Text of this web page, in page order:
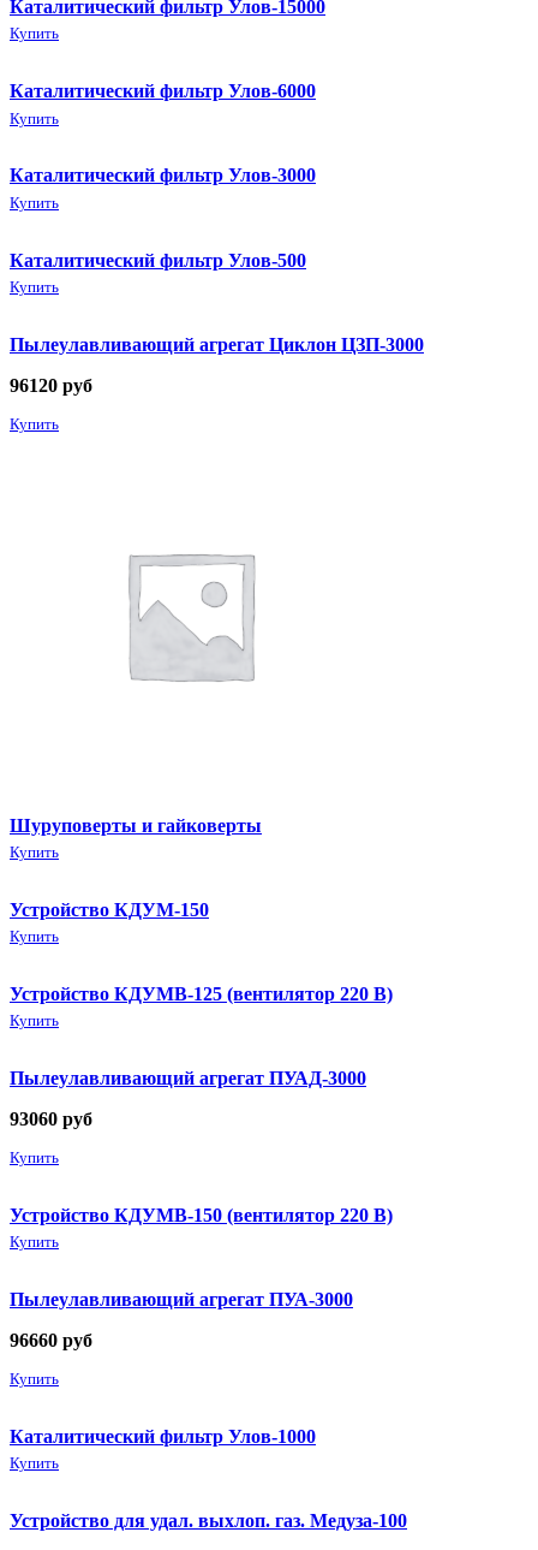
Каталитический фильтр Улов-15000
Купить
Каталитический фильтр Улов-6000
Купить
Каталитический фильтр Улов-3000
Купить
Каталитический фильтр Улов-500
Купить
Пылеулавливающий агрегат Циклон ЦЗП-3000
96120 руб
Купить
Шуруповерты и гайковерты
Купить
Устройство КДУМ-150
Купить
Устройство КДУМВ-125 (вентилятор 220 В)
Купить
Пылеулавливающий агрегат ПУАД-3000
93060 руб
Купить
Устройство КДУМВ-150 (вентилятор 220 В)
Купить
Пылеулавливающий агрегат ПУА-3000
96660 руб
Купить
Каталитический фильтр Улов-1000
Купить
Устройство для удал. выхлоп. газ. Медуза-100